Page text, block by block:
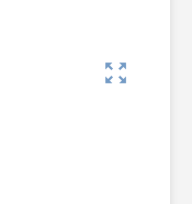
zoom_out_map